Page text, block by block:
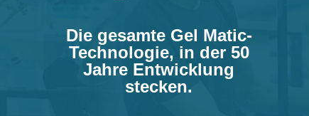
Die gesamte Gel Matic-
Technologie, in der 50
Jahre Entwicklung
stecken.